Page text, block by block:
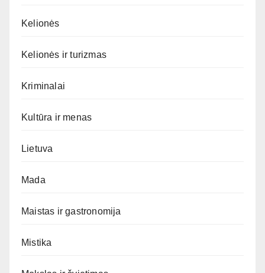
Kelionės
Kelionės ir turizmas
Kriminalai
Kultūra ir menas
Lietuva
Mada
Maistas ir gastronomija
Mistika